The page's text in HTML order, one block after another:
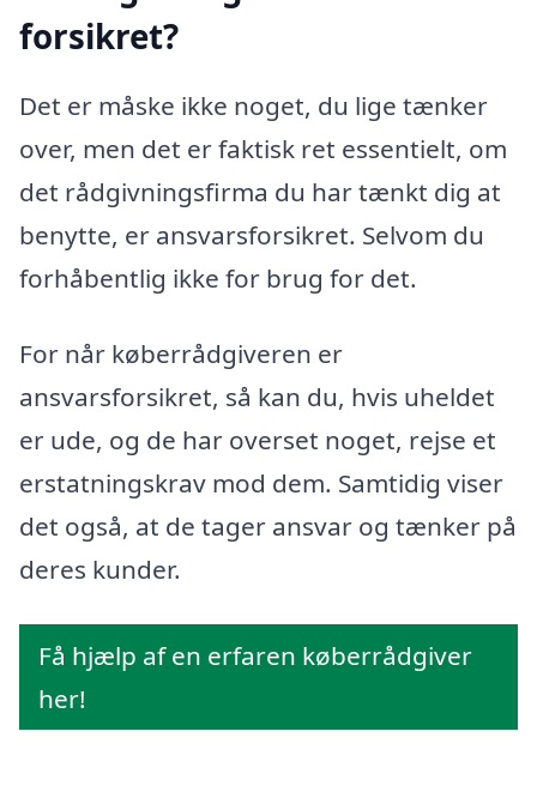
forsikret?
Det er måske ikke noget, du lige tænker
over, men det er faktisk ret essentielt, om
det rådgivningsfirma du har tænkt dig at
benytte, er ansvarsforsikret. Selvom du
forhåbentlig ikke for brug for det.
For når køberrådgiveren er
ansvarsforsikret, så kan du, hvis uheldet
er ude, og de har overset noget, rejse et
erstatningskrav mod dem. Samtidig viser
det også, at de tager ansvar og tænker på
deres kunder.
Få hjælp af en erfaren køberrådgiver
her!